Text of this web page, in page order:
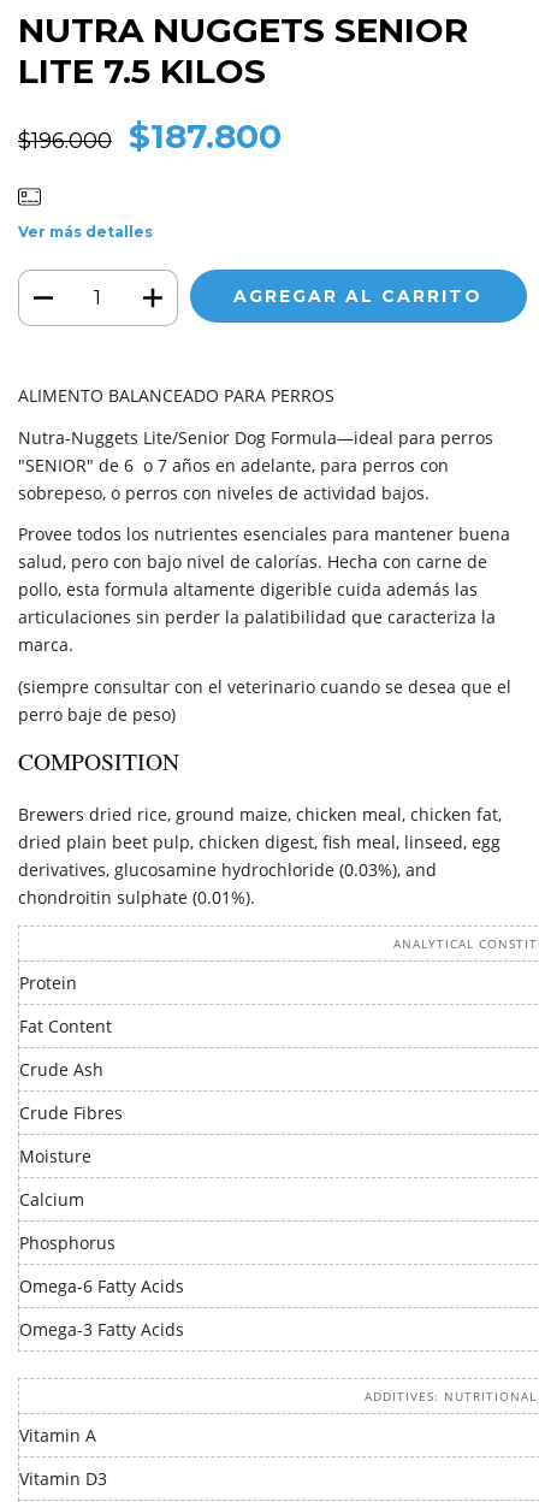
NUTRA NUGGETS SENIOR
LITE 7.5 KILOS
$196.000 $187.800
Ver más detalles
ALIMENTO BALANCEADO PARA PERROS
Nutra-Nuggets Lite/Senior Dog Formula—ideal para perros
"SENIOR" de 6 o 7 años en adelante, para perros con
sobrepeso, o perros con niveles de actividad bajos.
Provee todos los nutrientes esenciales para mantener buena
salud, pero con bajo nivel de calorías. Hecha con carne de
pollo, esta formula altamente digerible cuida además las
articulaciones sin perder la palatibilidad que caracteriza la
marca.
(siempre consultar con el veterinario cuando se desea que el
perro baje de peso)
COMPOSITION
Brewers dried rice, ground maize, chicken meal, chicken fat,
dried plain beet pulp, chicken digest, fish meal, linseed, egg
derivatives, glucosamine hydrochloride (0.03%), and
chondroitin sulphate (0.01%).
ANALYTICAL
Protein
Fat Content
Crude Ash
Crude Fibres
Moisture
Calcium
Phosphorus
Omega-6 Fatty Acids
Omega-3 Fatty Acids
ADDITIVES:
Vitamin A
Vitamin D3